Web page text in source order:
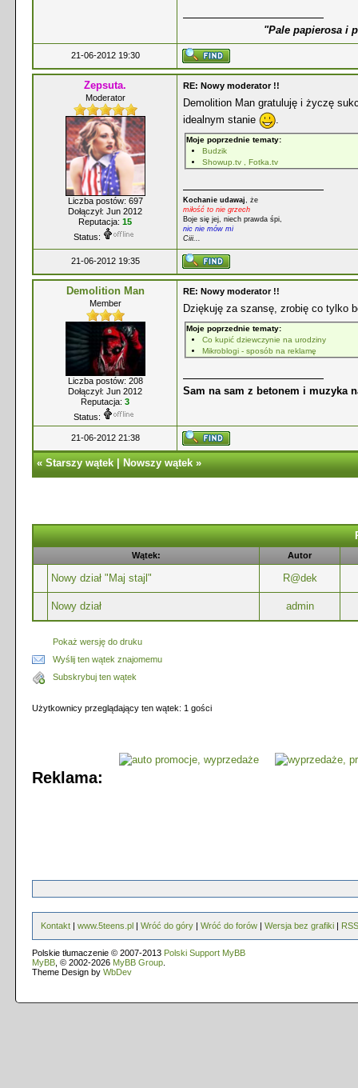
"Pale papierosa i
21-06-2012 19:30
Zepsuta.
Moderator
Liczba postów: 697
Dołączył: Jun 2012
Reputacja: 15
Status:
RE: Nowy moderator !!
Demolition Man gratuluję i życzę
idealnym stanie
Moje poprzednie tematy:
Budzik
Showup.tv , Fotka.tv
Kochanie udawaj, że
miłość to nie grzech
Boje się jej, niech prawda śpi,
nic nie mów mi
Ciii...
21-06-2012 19:35
Demolition Man
Member
Liczba postów: 208
Dołączył: Jun 2012
Reputacja: 3
Status:
RE: Nowy moderator !!
Dziękuję za szansę, zrobię co tylko
Moje poprzednie tematy:
Co kupić dziewczynie na urodziny
Mikroblogi - sposób na reklamę
Sam na sam z betonem i muzyka
21-06-2012 21:38
«Starszy wątek|Nowszy wątek»
Wątek: Autor
Nowy dział "Maj stajl" R@dek
Nowy dział admin
Pokaż wersję do druku
Wyślij ten wątek znajomemu
Subskrybuj ten wątek
Użytkownicy przeglądający ten wątek: 1 gości
Reklama:
Kontakt | www.5teens.pl | Wróć do góry | Wróć do forów | Wersja bez grafiki | RSS
Polskie tłumaczenie © 2007-2013 Polski Support MyBB
MyBB , © 2002-2026 MyBB Group
Theme Design by WbDev